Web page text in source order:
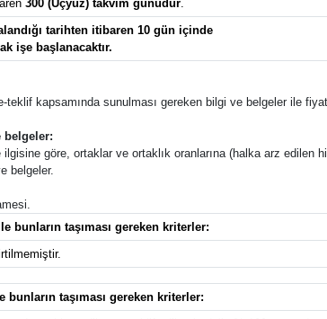
300 (Üçyüz) takvim günüdür.
tarihten itibaren 10 gün içinde
işe başlanacaktır.
kapsamında sunulması gereken bilgi ve belgeler ile
belgeler:
göre, ortaklar ve ortaklık oranlarına (halka arz edilen
belgeler.
taşıması gereken kriterler:
taşıması gereken kriterler: